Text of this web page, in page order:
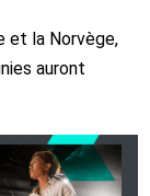
et la Norvège,
auront